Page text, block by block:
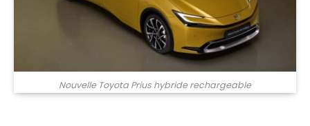
Nouvelle Toyota Prius hybride rechargeable